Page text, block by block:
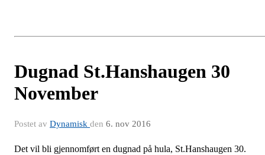
Dugnad St.Hanshaugen 30
November
Postet av Dynamisk den 6. nov 2016
Det vil bli gjennomført en dugnad på hula, St.Hanshaugen 30.